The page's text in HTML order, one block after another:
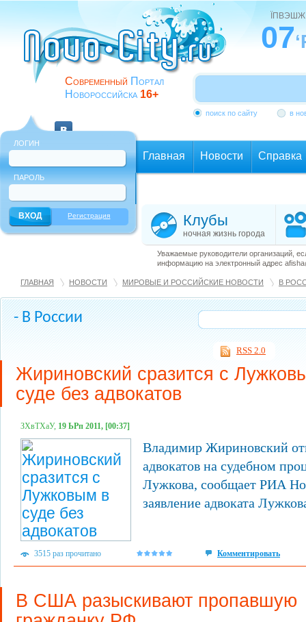
Современный Портал
Новороссийска 16+
07
поиск по сайту в
ЛОГИН
ПАРОЛЬ
Регистрация
Главная Новости Справка
Клубы
ночная жизнь города
Уважаемые руководители организаций,
информацию на электронный адрес
ГЛАВНАЯ НОВОСТИ МИРОВЫЕ И РОССИЙСКИЕ НОВОСТИ В
- В России
RSS 2.0
Жириновский сразится с
суде без адвокатов
ЗХвТХаУ, 19 ЬРп 2011, [00:37]
Владимир Жириновский
адвокатов на судебном
Лужкова, сообщает РИА
заявление адвоката
3515 раз прочитано Комментировать
В США разыскивают пропавшую